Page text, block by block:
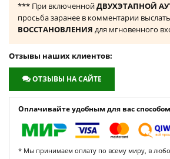
*** При включеннойДВУХЭТАПНОЙ
просьба заранее в комментарии выслать
ВОССТАНОВЛЕНИЯ для мгновенного
Отзывы наших клиентов:
ОТЗЫВЫ НА САЙТЕ
Оплачивайте удобным для вас
* Мы принимаем оплату по всему миру, в